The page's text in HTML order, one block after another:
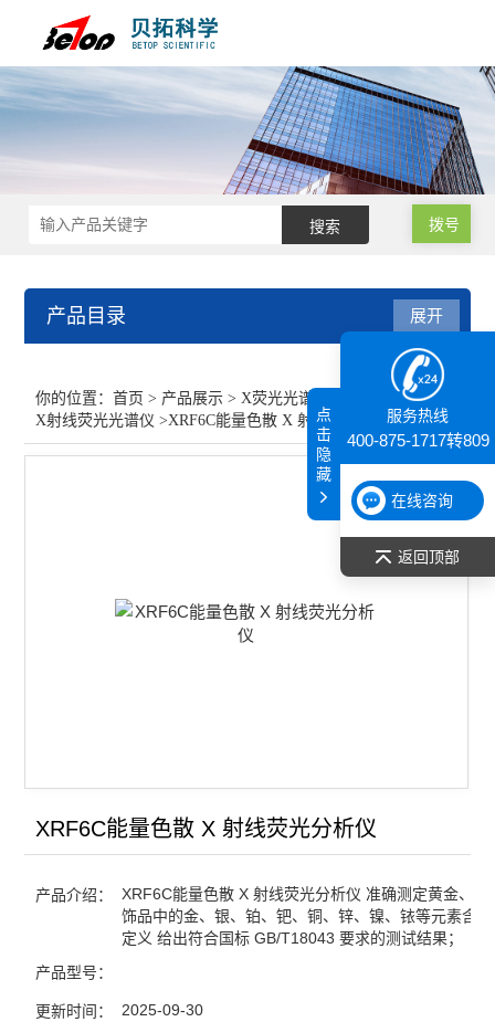
拨号
产品目录
X射线荧光光谱仪
展开
你的位置：首页 > 产品展示 >X荧光光谱XRF能量色散型>
X射线荧光光谱仪 >XRF6C能量色散 X 射线荧光分析仪
XRF6C能量色散 X 射线荧光分析仪
产品介绍：
XRF6C能量色散 X 射线荧光分析仪 准确测定黄金、铂
饰品中的金、银、铂、钯、铜、锌、镍、铱等元素含
定义 给出符合国标 GB/T18043 要求的测试结果；
产品型号：
更新时间： 2025-09-30
服务热线
400-875-1717转809
在线咨询
返回顶部
点
击
隐
藏